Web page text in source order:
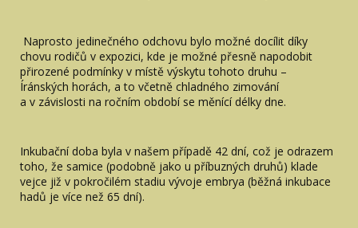
Naprosto jedinečného odchovu bylo možné docílit díky
chovu rodičů v expozici, kde je možné přesně napodobit
přirozené podmínky v místě výskytu tohoto druhu –
Íránských horách, a to včetně chladného zimování
a v závislosti na ročním období se měnící délky dne.
Inkubační doba byla v našem případě 42 dní, což je odrazem
toho, že samice (podobně jako u příbuzných druhů) klade
vejce již v pokročilém stadiu vývoje embrya (běžná inkubace
hadů je více než 65 dní).